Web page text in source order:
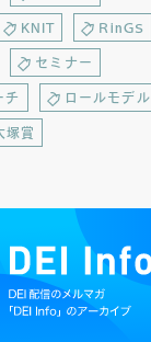
KNIT RinGS
セミナー
チ ロールモデル
塚賞